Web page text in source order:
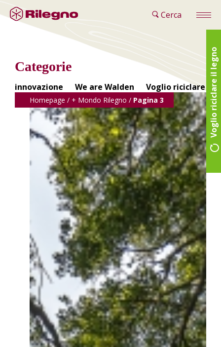
Cerca
Voglio riciclare il legno
Categorie
innovazione We are Walden Voglio riciclare il
Homepage / + Mondo Rilegno / Pagina 3